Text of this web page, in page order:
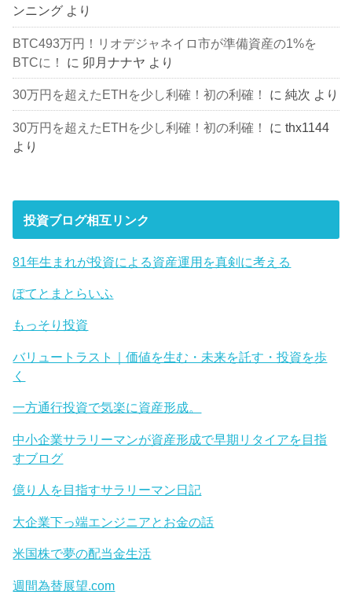
ンニング より
BTC493万円！リオデジャネイロ市が準備資産の1%を
BTCに！
に 卯月ナナヤ より
30万円を超えたETHを少し利確！初の利確！ に純次 より
30万円を超えたETHを少し利確！初の利確！ にthx1144
より
投資ブログ相互リンク
81年生まれが投資による資産運用を真剣に考える
ぽてとまとらいふ
もっそり投資
バリュートラスト｜価値を生む・未来を託す・投資を歩
く
一方通行投資で気楽に資産形成。
中小企業サラリーマンが資産形成で早期リタイアを目指
すブログ
億り人を目指すサラリーマン日記
大企業下っ端エンジニアとお金の話
米国株で夢の配当金生活
週間為替展望.com